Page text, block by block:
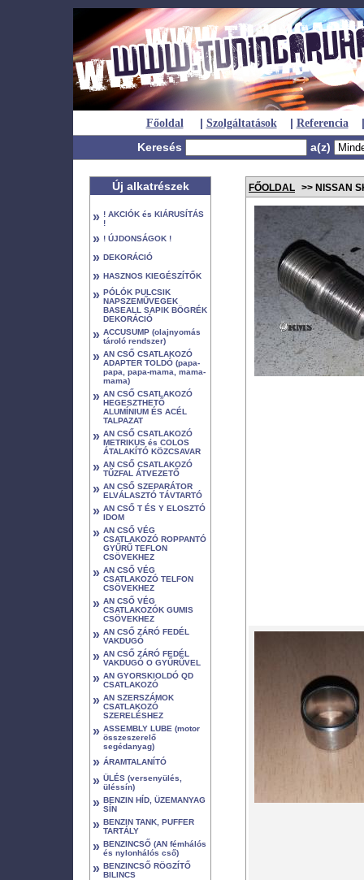
Főoldal | Szolgáltatások | Referencia
|
Keresés
a(z)
Új alkatrészek
» ! AKCIÓK és KIÁRUSÍTÁS
!
» ! ÚJDONSÁGOK !
» DEKORÁCIÓ
» HASZNOS KIEGÉSZÍTŐK
» PÓLÓK PULCSIK
NAPSZEMŰVEGEK
BASEALL SAPIK BÖGRÉK
DEKORÁCIÓ
» ACCUSUMP (olajnyomás
tároló rendszer)
» AN CSŐ CSATLAKOZÓ
ADAPTER TOLDÓ (papa-
papa, papa-mama, mama-
mama)
» AN CSŐ CSATLAKOZÓ
HEGESZTHETŐ
ALUMÍNIUM ÉS ACÉL
TALPAZAT
» AN CSŐ CSATLAKOZÓ
METRIKUS és COLOS
ÁTALAKÍTÓ KÖZCSAVAR
» AN CSŐ CSATLAKOZÓ
TŰZFAL ÁTVEZETŐ
» AN CSŐ SZEPARÁTOR
ELVÁLASZTÓ TÁVTARTÓ
» AN CSŐ T ÉS Y ELOSZTÓ
IDOM
» AN CSŐ VÉG
CSATLAKOZÓ ROPPANTÓ
GYŰRŰ TEFLON
CSÖVEKHEZ
» AN CSŐ VÉG
CSATLAKOZÓ TELFON
CSÖVEKHEZ
» AN CSŐ VÉG
CSATLAKOZÓK GUMIS
CSÖVEKHEZ
» AN CSŐ ZÁRÓ FEDÉL
VAKDUGÓ
» AN CSŐ ZÁRÓ FEDÉL
VAKDUGÓ O GYŰRŰVEL
» AN GYORSKIOLDÓ QD
CSATLAKOZÓ
» AN SZERSZÁMOK
CSATLAKOZÓ
SZERELÉSHEZ
» ASSEMBLY LUBE (motor
összeszerelő
segédanyag)
» ÁRAMTALANÍTÓ
» ÜLÉS (versenyülés,
üléssín)
» BENZIN HÍD, ÜZEMANYAG
SÍN
» BENZIN TANK, PUFFER
TARTÁLY
» BENZINCSŐ (AN fémhálós
és nylonhálós cső)
» BENZINCSŐ RÖGZÍTŐ
BILINCS
FŐOLDAL >> NISSAN